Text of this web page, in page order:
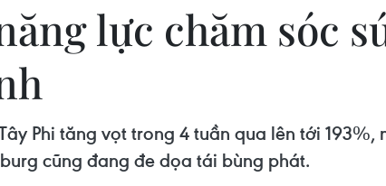
lực chăm sóc
Phi tăng vọt trong 4 tuần qua lên tới
cũng đang đe dọa tái bùng phát.